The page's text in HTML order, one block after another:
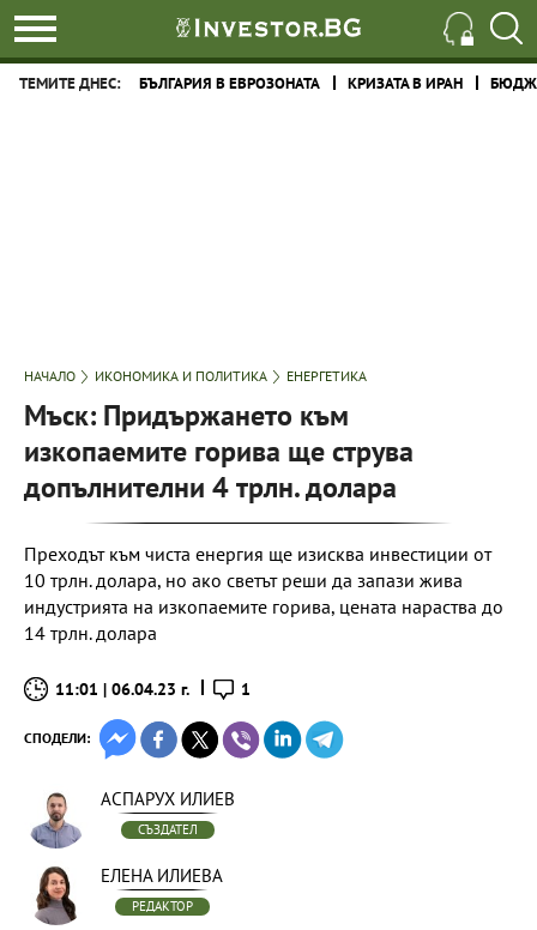
ТЕМИТЕ ДНЕС: БЪЛГАРИЯ В ЕВРОЗОНАТА КРИЗАТА В ИРАН
НАЧАЛО ИКОНОМИКА И ПОЛИТИКА ЕНЕРГЕТИКА
Мъск: Придържането към
изкопаемите горива ще струва
допълнителни 4 трлн. долара
Преходът към чиста енергия ще изисква инвестиции от
10 трлн. долара, но ако светът реши да запази жива
индустрията на изкопаемите горива, цената нараства до
14 трлн. долара
11:01 | 06.04.23 г. 1
СПОДЕЛИ:
АСПАРУХ ИЛИЕВ
СЪЗДАТЕЛ
ЕЛЕНА ИЛИЕВА
РЕДАКТОР